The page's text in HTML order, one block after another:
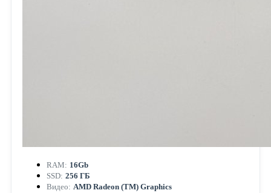
RAM: 16Gb
SSD: 256 ГБ
Видео: AMD Radeon (TM) Graphics